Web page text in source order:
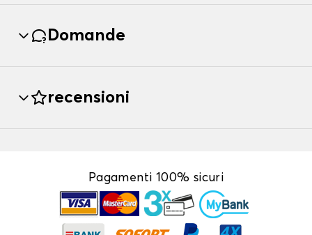
Domande
recensioni
Pagamenti 100% sicuri